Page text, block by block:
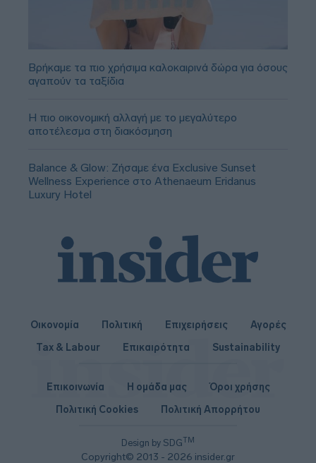
Βρήκαμε τα πιο χρήσιμα καλοκαιρινά δώρα για όσους
αγαπούν τα ταξίδια
Η πιο οικονομική αλλαγή με το μεγαλύτερο
αποτέλεσμα στη διακόσμηση
Balance & Glow: Ζήσαμε ένα Exclusive Sunset
Wellness Experience στο Athenaeum Eridanus
Luxury Hotel
Οικονομία Πολιτική Επιχειρήσεις
Αγορές
Tax & Labour
Επικαιρότητα Sustainability
Design by SDGTM
Copyright© 2013 - 2026 insider.gr
Επικοινωνία Η ομάδα μας
Όροι χρήσης
Πολιτική Cookies
Πολιτική Απορρήτου